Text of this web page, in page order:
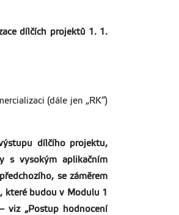
dílčích projektů 1. 1.
(dále jen „RK“)
dílčího projektu,
s vysokým aplikačním
se záměrem
které budou v Modulu 1
viz „Postup hodnocení